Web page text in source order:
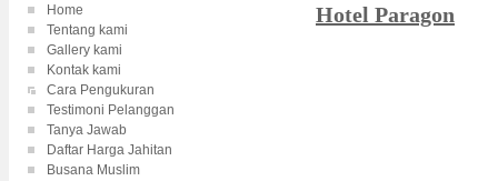
Home
Tentang kami
Gallery kami
Kontak kami
Cara Pengukuran
Testimoni Pelanggan
Tanya Jawab
Daftar Harga Jahitan
Busana Muslim
Hotel Paragon